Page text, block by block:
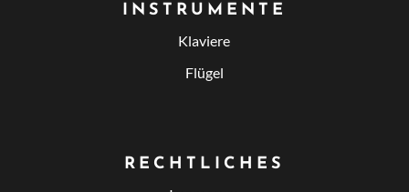
INSTRUMENTE
Klaviere
Flügel
RECHTLICHES